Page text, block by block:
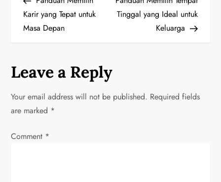
o
s
n
a
v
i
Karir yang Tepat untuk
Masa Depan
Tinggal yang Ideal untuk
Keluarga
Leave a Reply
Your email address will not be published. Required fields
are marked *
Comment *